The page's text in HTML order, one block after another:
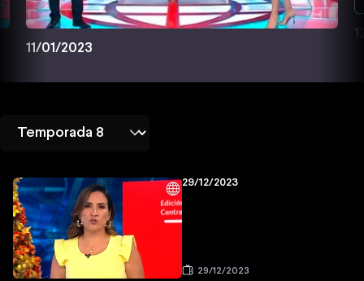
11/01/2023
29/12/2023
29/12/2023